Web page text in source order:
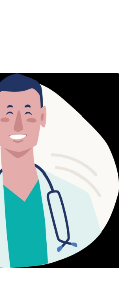
dimostra subito
e riesce a
ha molta empatia e
e in modo
Sono contento
percorso con lui e
sotto ogni
si è dimostrato